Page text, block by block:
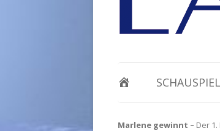
SCHAUSPIEL
Marlene gewinnt – Der 1.